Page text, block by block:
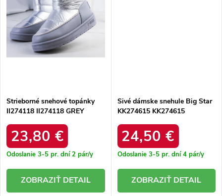
Strieborné snehové topánky
II274118 II274118 GREY
23,80 €
Odoslanie 3-5 pr. dní2 pár/y
DETAIL
Sivé dámske snehule Big Star
KK274615 KK274615
24,50 €
Odoslanie 3-5 pr. dní4 pár/y
DETAIL